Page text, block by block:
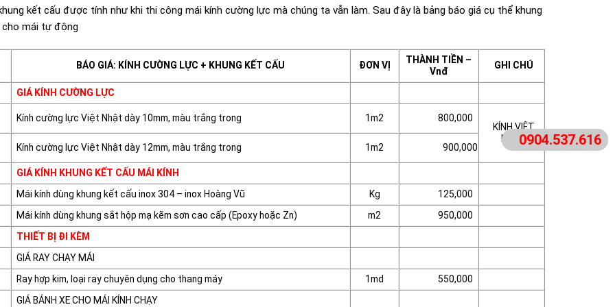
kết cấu được tính như khi thi công mái kính cường lực mà chúng ta vẫn làm. Sau đây là bảng báo giá cụ thể khung
cho mái tự động
BÁO GIÁ: KÍNH CƯỜNG LỰC + KHUNG KẾT CẤU ĐƠN VỊ
THÀNH TIỀN –
Vnđ
GHI CHÚ
GIÁ KÍNH CƯỜNG LỰC
Kính cường lực Việt Nhật dày 10mm, màu trắng trong 1m2
800,000
KÍNH VIỆT
NHẬT
Kính cường lực Việt Nhật dày 12mm, màu trắng trong
1m2 900,000
GIÁ KÍNH KHUNG KẾT CẤU MÁI KÍNH
Mái kính dùng khung kết cấu inox 304 – inox Hoàng Vũ
Kg
125,000
Mái kính dùng khung sắt hộp mạ kẽm sơn cao cấp (Epoxy hoặc Zn)
m2
950,000
THIẾT BỊ ĐI KÈM
GIÁ RAY CHẠY MÁI
Ray hợp kim, loại ray chuyên dụng cho thang máy
1md
550,000
GIÁ BÁNH XE CHO MÁI KÍNH CHẠY
0904.537.616